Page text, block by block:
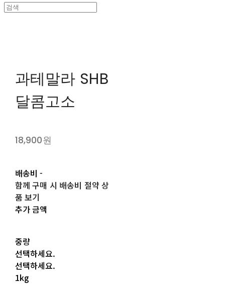
과테말라 SHB
달콤고소
18,900원
배송비-
함께 구매 시 배송비 절약 상
품 보기
추가 금액
중량
선택하세요.
선택하세요.
1kg